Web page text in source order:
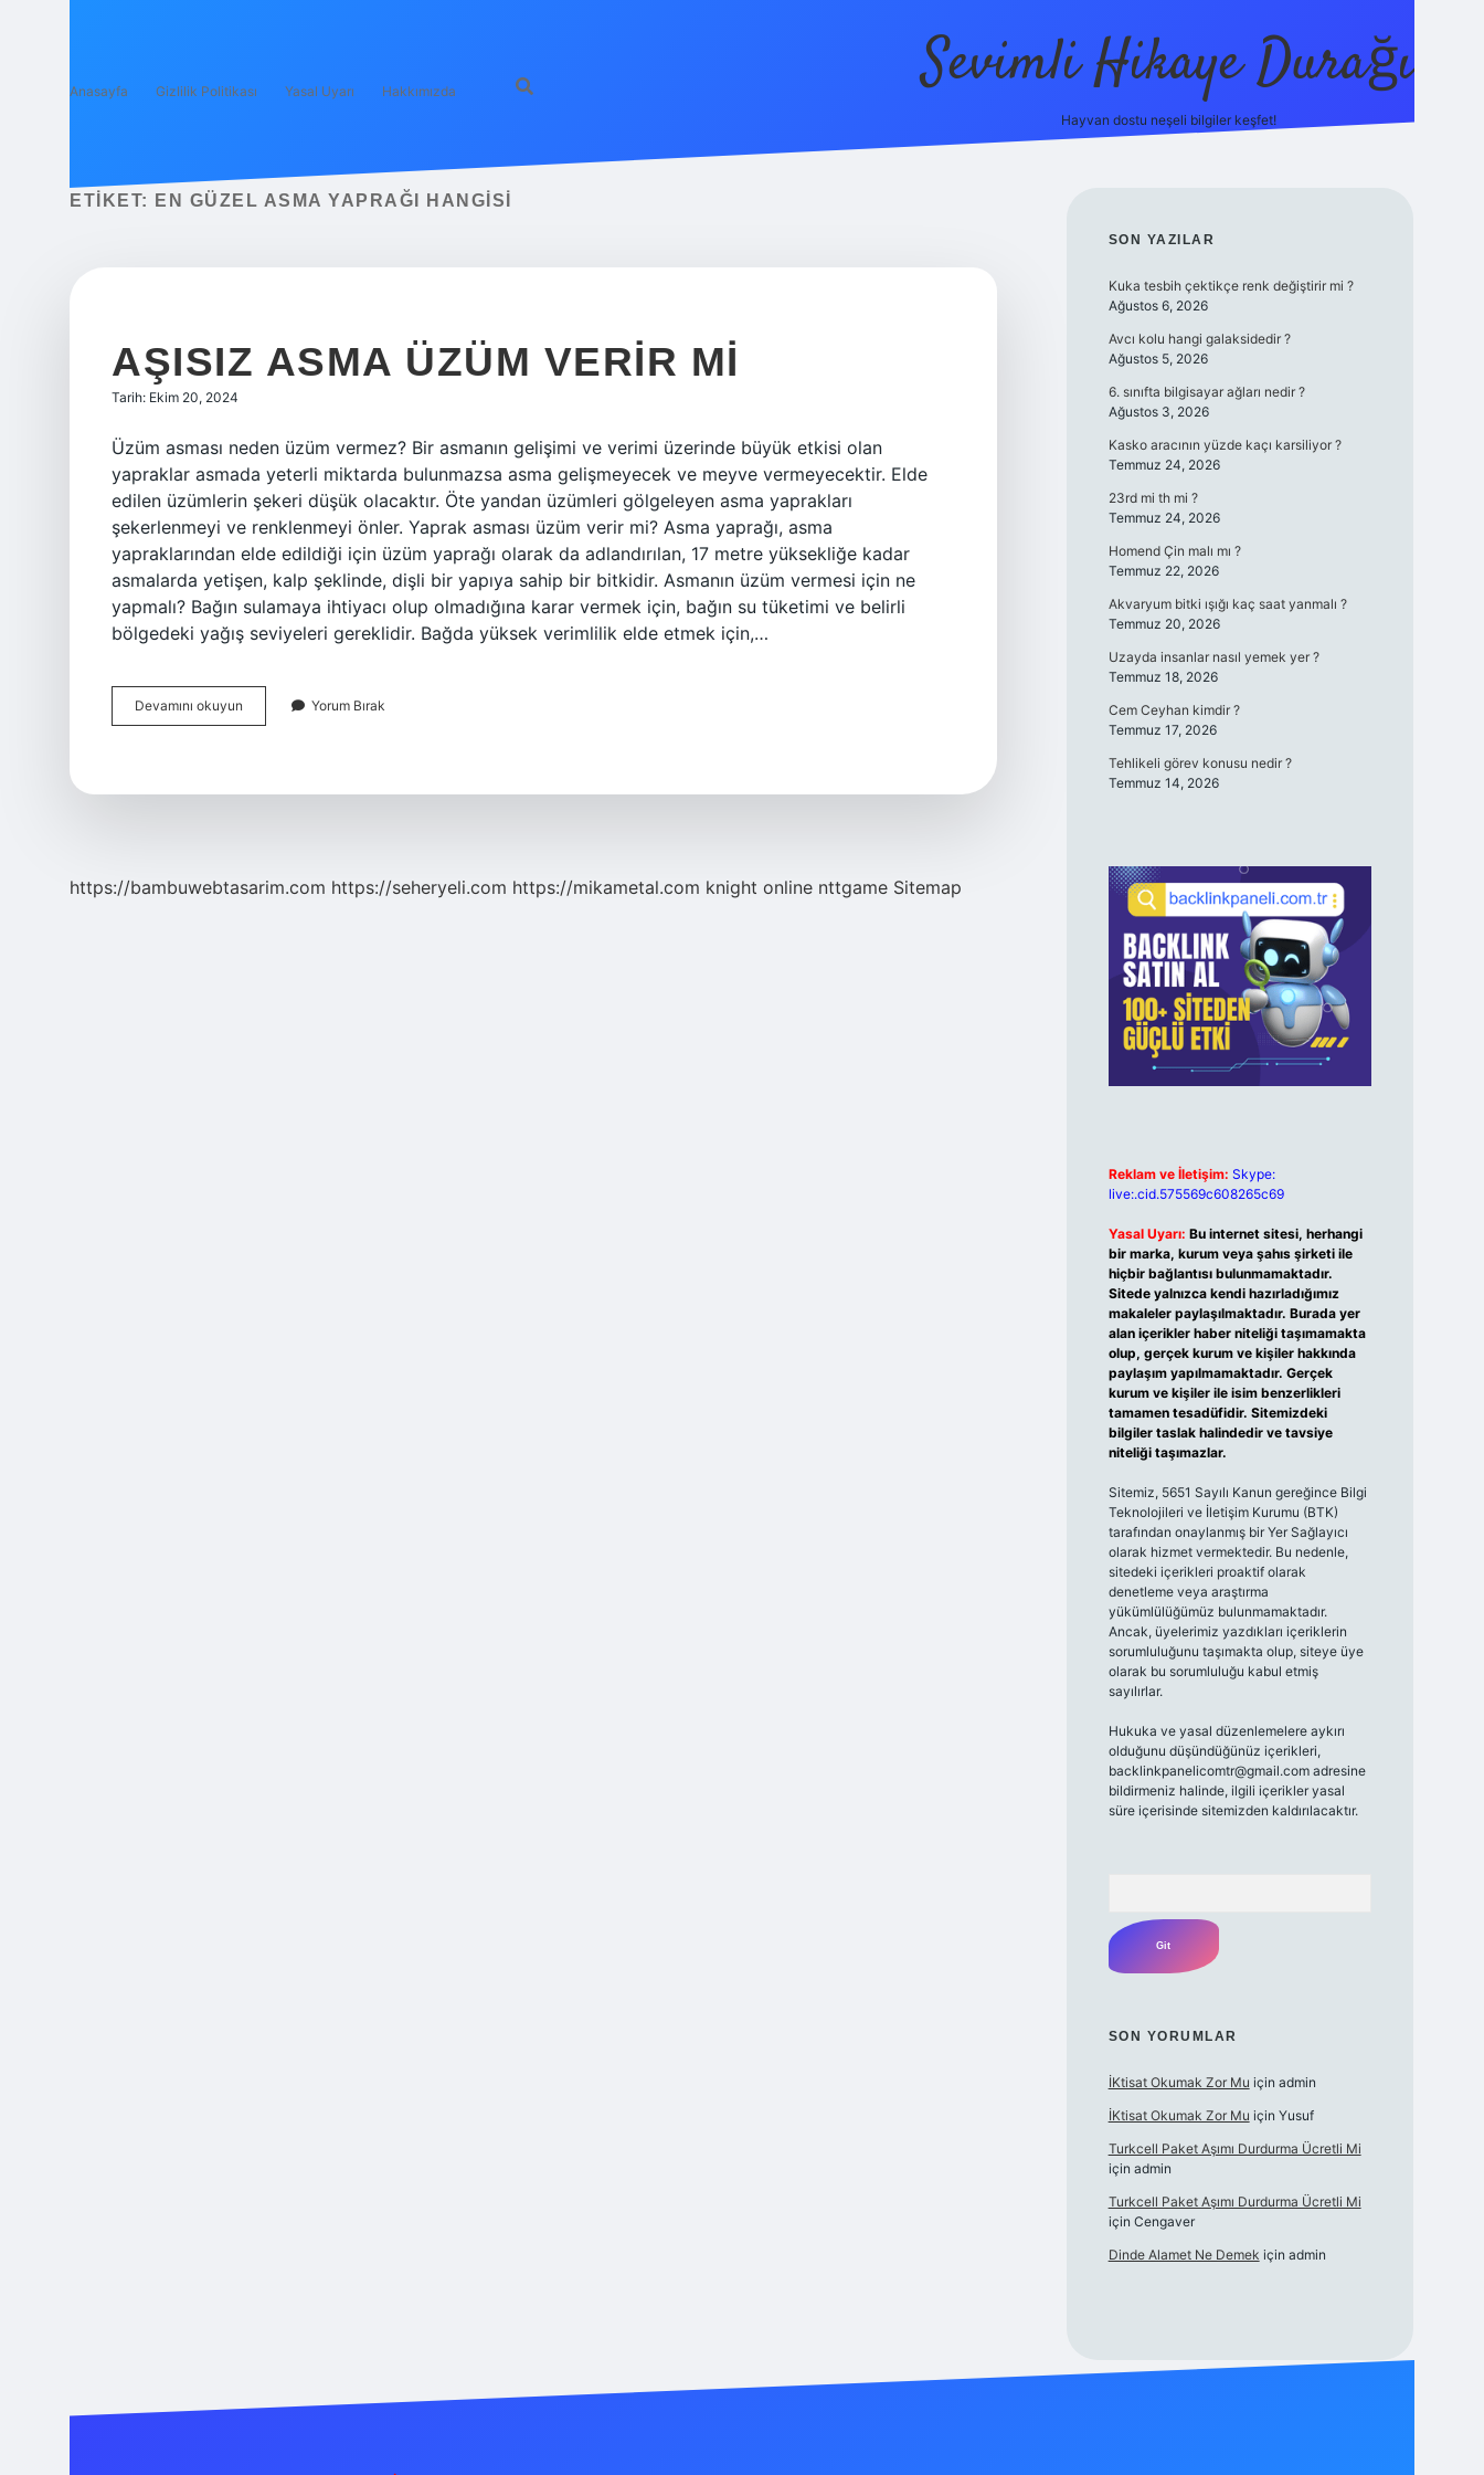
Anasayfa Gizlilik Politikası Yasal Uyarı Hakkımızda Sevimli Hikaye Durağı
Hayvan dostu neşeli bilgiler keşfet!
ETIKET: EN GÜZEL ASMA YAPRAĞI HANGISI
AŞISIZ ASMA ÜZÜM VERIR MI
Tarih: Ekim 20, 2024
Üzüm asması neden üzüm vermez? Bir asmanın gelişimi ve verimi üzerinde büyük etkisi olan
yapraklar asmada yeterli miktarda bulunmazsa asma gelişmeyecek ve meyve vermeyecektir. Elde
edilen üzümlerin şekeri düşük olacaktır. Öte yandan üzümleri gölgeleyen asma yaprakları
şekerlenmeyi ve renklenmeyi önler. Yaprak asması üzüm verir mi? Asma yaprağı, asma
yapraklarından elde edildiği için üzüm yaprağı olarak da adlandırılan, 17 metre yüksekliğe kadar
asmalarda yetişen, kalp şeklinde, dişli bir yapıya sahip bir bitkidir. Asmanın üzüm vermesi için ne
yapmalı? Bağın sulamaya ihtiyacı olup olmadığına karar vermek için, bağın su tüketimi ve belirli
bölgedeki yağış seviyeleri gereklidir. Bağda yüksek verimlilik elde etmek için,…
Devamını okuyun
Asma
Yorum Bırak
https://bambuwebtasarim.com https://seheryeli.com https://mikametal.com knight online nttgame Sitemap
SIDEBAR
SON YAZILAR
Kuka tesbih çektikçe renk değiştirir mi ?
Ağustos 6, 2026
Avcı kolu hangi galaksidedir ?
Ağustos 5, 2026
6. sınıfta bilgisayar ağları nedir ?
Ağustos 3, 2026
Kasko aracının yüzde kaçı karsiliyor ?
Temmuz 24, 2026
23rd mi th mi ?
Temmuz 24, 2026
Homend Çin malı mı ?
Temmuz 22, 2026
Akvaryum bitki ışığı kaç saat yanmalı ?
Temmuz 20, 2026
Uzayda insanlar nasıl yemek yer ?
Temmuz 18, 2026
Cem Ceyhan kimdir ?
Temmuz 17, 2026
Tehlikeli görev konusu nedir ?
Temmuz 14, 2026
Reklam ve İletişim: Skype:
live:.cid.575569c608265c69
Yasal Uyarı: Bu internet sitesi, herhangi
bir marka, kurum veya şahıs şirketi ile
hiçbir bağlantısı bulunmamaktadır.
Sitede yalnızca kendi hazırladığımız
makaleler paylaşılmaktadır. Burada yer
alan içerikler haber niteliği taşımamakta
olup, gerçek kurum ve kişiler hakkında
paylaşım yapılmamaktadır. Gerçek
kurum ve kişiler ile isim benzerlikleri
tamamen tesadüfidir. Sitemizdeki
bilgiler taslak halindedir ve tavsiye
niteliği taşımazlar.
Sitemiz, 5651 Sayılı Kanun gereğince Bilgi
Teknolojileri ve İletişim Kurumu (BTK)
tarafından onaylanmış bir Yer Sağlayıcı
olarak hizmet vermektedir. Bu nedenle,
sitedeki içerikleri proaktif olarak
denetleme veya araştırma
yükümlülüğümüz bulunmamaktadır.
Ancak, üyelerimiz yazdıkları içeriklerin
sorumluluğunu taşımakta olup, siteye üye
olarak bu sorumluluğu kabul etmiş
sayılırlar.
Hukuka ve yasal düzenlemelere aykırı
olduğunu düşündüğünüz içerikleri,
backlinkpanelicomtr@gmail.comadresine
bildirmeniz halinde, ilgili içerikler yasal
süre içerisinde sitemizden kaldırılacaktır.
SON YORUMLAR
İKtisat Okumak Zor Mu için admin
İKtisat Okumak Zor Mu için Yusuf
Turkcell Paket Aşımı Durdurma Ücretli Mi
için admin
Turkcell Paket Aşımı Durdurma Ücretli Mi
için Cengaver
Dinde Alamet Ne Demek için admin